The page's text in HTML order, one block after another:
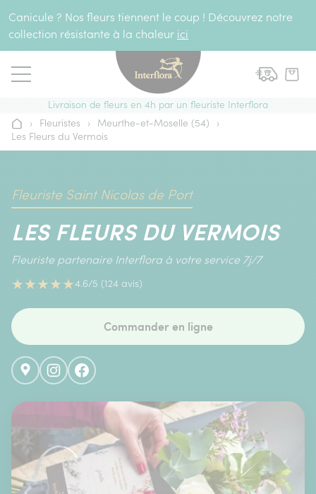
Canicule ? Nos fleurs tiennent le coup ! Découvrez notre
collection résistante à la chaleur ici
Livraison de fleurs en 4h par un fleuriste Interflora
Accueil
› Fleuristes › Meurthe-et-Moselle (54)
›
Les Fleurs du Vermois
Fleuriste Saint Nicolas de Port
LES FLEURS DU VERMOIS
Fleuriste partenaire Interflora à votre service 7j/7
★★★★★4.6/5 (124 avis)
Commander en ligne